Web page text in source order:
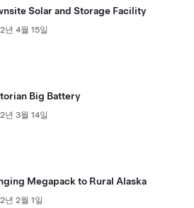
Solar and Storage Facility
년 4월 15일
Big Battery
년 3월 14일
Megapack to Rural Alaska
년 2월 1일